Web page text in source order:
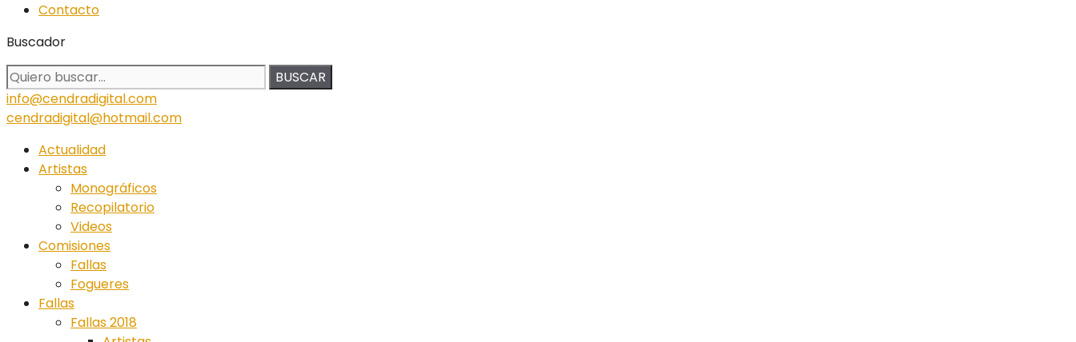
Contacto
Buscador
BUSCAR
info@cendradigital.com
cendradigital@hotmail.com
Actualidad
Artistas
Monográficos
Recopilatorio
Videos
Comisiones
Fallas
Fogueres
Fallas
Fallas 2018